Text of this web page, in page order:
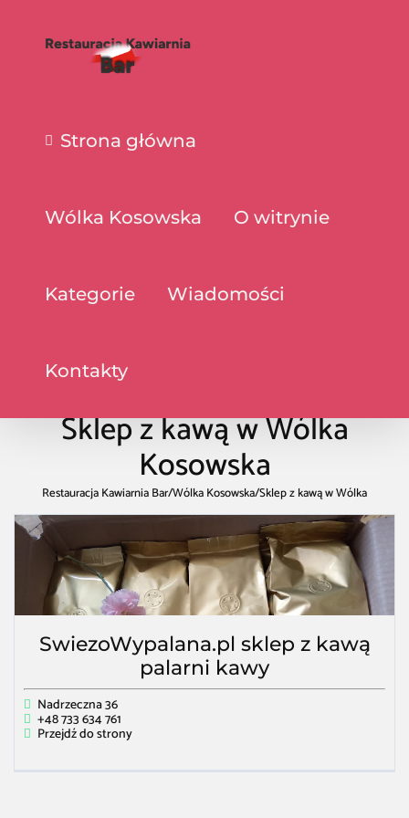
Strona główna
Wólka Kosowska O witrynie
Kategorie Wiadomości
Kontakty
Sklep z kawą w Wólka
Kosowska
Restauracja Kawiarnia Bar/Wólka Kosowska/Sklep z kawą w Wólka
Kosowska
SwiezoWypalana.pl sklep z kawą
palarni kawy
Nadrzeczna 36
+48 733 634 761
Przejdź do strony